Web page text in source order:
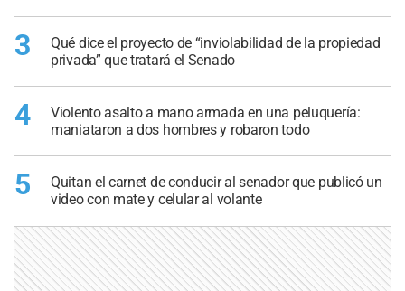
3
Qué dice el proyecto de “inviolabilidad de la propiedad
privada” que tratará el Senado
4
Violento asalto a mano armada en una peluquería:
maniataron a dos hombres y robaron todo
5
Quitan el carnet de conducir al senador que publicó un
video con mate y celular al volante